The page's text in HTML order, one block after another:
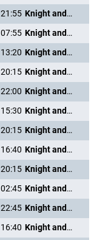
21:55
Knight and Day
07:55
Knight and Day
13:20
Knight and Day
20:15
Knight and Day
22:00
Knight and Day
15:30
Knight and Day
20:15
Knight and Day
16:40
Knight and Day
20:15
Knight and Day
02:45
Knight and Day
22:45
Knight and Day
16:40
Knight and Day